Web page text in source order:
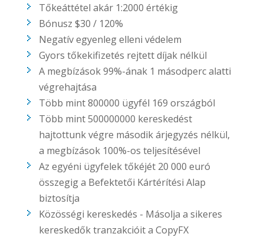
Tőkeáttétel akár 1:2000 értékig
Bónusz $30 / 120%
Negatív egyenleg elleni védelem
Gyors tőkekifizetés rejtett díjak nélkül
A megbízások 99%-ának 1 másodperc alatti
végrehajtása
Több mint 800000 ügyfél 169 országból
Több mint 500000000 kereskedést
hajtottunk végre második árjegyzés nélkül,
a megbízások 100%-os teljesítésével
Az egyéni ügyfelek tőkéjét 20 000 euró
összegig a Befektetői Kártérítési Alap
biztosítja
Közösségi kereskedés - Másolja a sikeres
kereskedők tranzakcióit a CopyFX